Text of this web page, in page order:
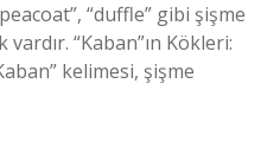
“duffle” gibi şişme
“Kaban”ın Kökleri:
kelimesi, şişme